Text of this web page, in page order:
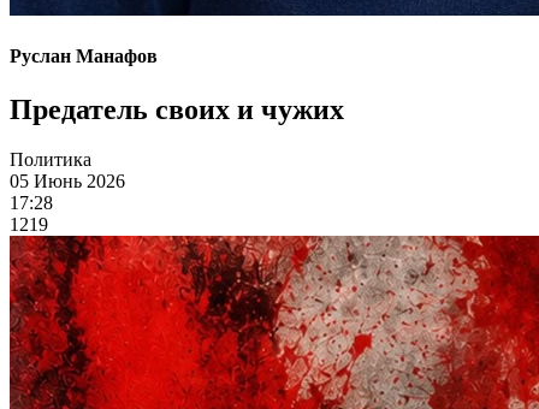
Руслан Манафов
Предатель своих и чужих
Политика
05 Июнь 2026
17:28
1219